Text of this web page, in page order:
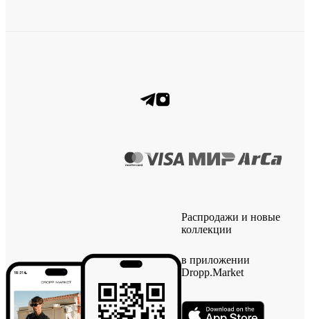
Распродажи и новые
коллекции
в приложении
Dropp.Market